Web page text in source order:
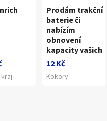
Prodám trakční
baterie či
nabízím
obnovení
kapacity vašich
12 Kč
Kokory